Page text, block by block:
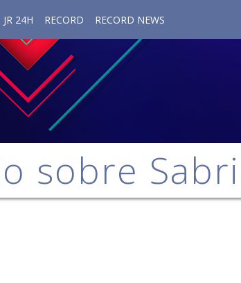
JR 24H RECORD RECORD NEWS
sobre